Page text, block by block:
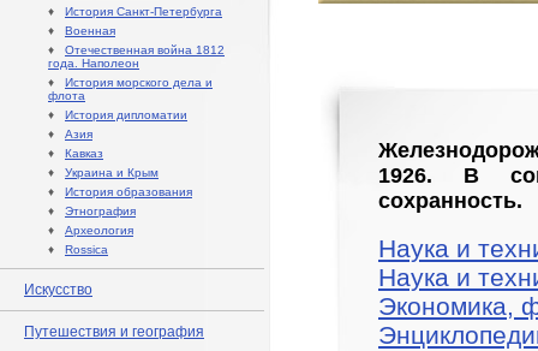
♦ История Санкт-Петербурга
♦ Военная
♦ Отечественная война 1812
года. Наполеон
♦ История морского дела и
флота
♦ История дипломатии
♦ Азия
♦ Кавказ
♦ Украина и Крым
♦ История образования
♦ Этнография
♦ Археология
♦ Rossica
Искусство
Путешествия и география
1926. В
сохранность.
Наука и
Наука и
Экономика,